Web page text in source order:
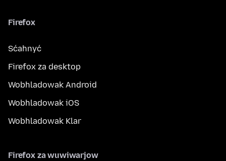
Firefox
Sćahnyć
Firefox za desktop
Wobhladowak Android
Wobhladowak iOS
Wobhladowak Klar
Firefox za wuwiwarjow